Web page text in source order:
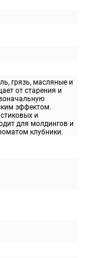
грязь, масляные и
от старения и
эффектом.
и
для молдингов и
клубники.